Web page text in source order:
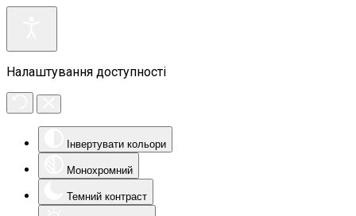
Налаштування доступності
Інвертувати кольори
Монохромний
Темний контраст